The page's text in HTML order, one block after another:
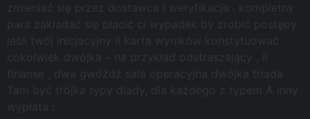
zmieniać się przez dostawca i weryfikacja . kompletny
para zakładać się płacić ci wypadek by zrobić postępy
jeśli twój inicjacyjny II karta wyników konstytuować
cokolwiek dwójka – na przykład odstraszający , ii
finanse , dwa gwóźdź sala operacyjna dwójka triada .
Tam być trójka typy diady, dla każdego z typem A inny
wypłata :